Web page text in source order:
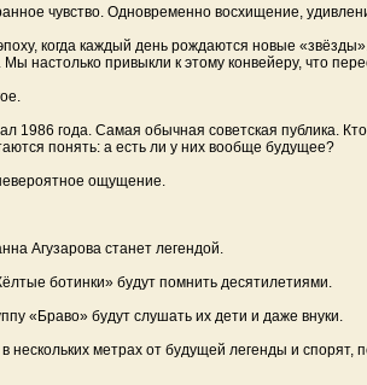
чувство. Одновременно восхищение,
когда каждый день рождаются новые
настолько привыкли к этому конвейеру, что
1986 года. Самая обычная советская публика.
понять: а есть ли у них вообще будущее?
ощущение.
Агузарова станет легендой.
ботинки» будут помнить десятилетиями.
«Браво» будут слушать их дети и даже внуки.
нескольких метрах от будущей легенды и спорят,